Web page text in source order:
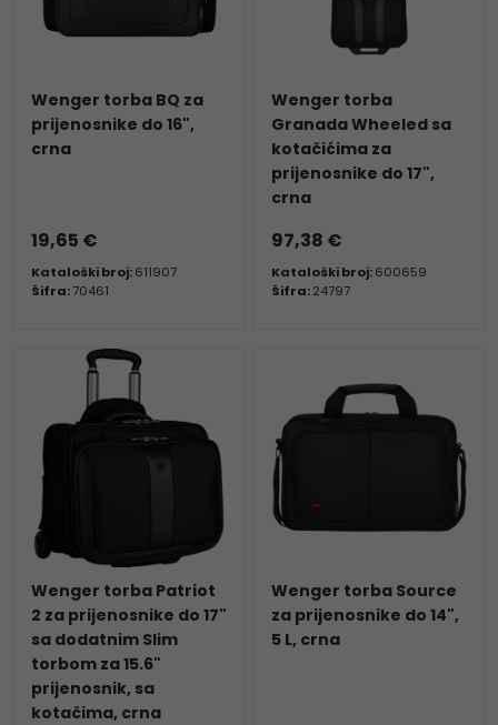
Wenger torba BQ za
prijenosnike do 16",
crna
19,65 €
Kataloški broj:611907
Šifra:70461
Wenger torba
Granada Wheeled sa
kotačićima za
prijenosnike do 17",
crna
97,38 €
Kataloški broj:600659
Šifra:24797
Wenger torba Patriot
2 za prijenosnike do 17"
sa dodatnim Slim
torbom za 15.6"
prijenosnik, sa
kotačima, crna
Wenger torba Source
za prijenosnike do 14",
5 L, crna